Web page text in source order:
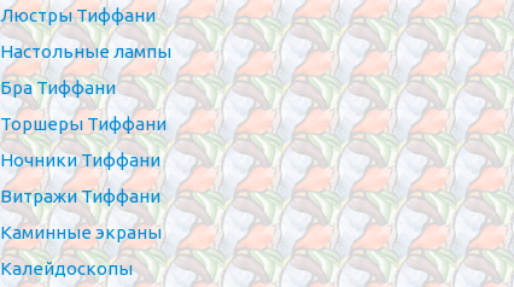
Люстры Тиффани
Настольные лампы
Бра Тиффани
Торшеры Тиффани
Ночники Тиффани
Витражи Тиффани
Каминные экраны
Калейдоскопы